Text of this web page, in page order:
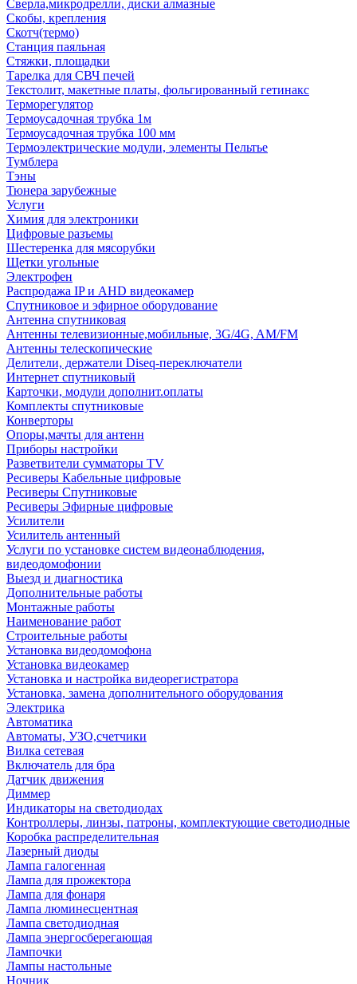
Сверла,микродрелли, диски алмазные
Скобы, крепления
Скотч(термо)
Станция паяльная
Стяжки, площадки
Тарелка для СВЧ печей
Текстолит, макетные платы, фольгированный гетинакс
Терморегулятор
Термоусадочная трубка 1м
Термоусадочная трубка 100 мм
Термоэлектрические модули, элементы Пельтье
Тумблера
Тэны
Тюнера зарубежные
Услуги
Химия для электроники
Цифровые разъемы
Шестеренка для мясорубки
Щетки угольные
Электрофен
Распродажа IP и AHD видеокамер
Спутниковое и эфирное оборудование
Антенна спутниковая
Антенны телевизионные,мобильные, 3G/4G, AM/FM
Антенны телескопические
Делители, держатели Diseq-переключатели
Интернет спутниковый
Карточки, модули дополнит.оплаты
Комплекты спутниковые
Конверторы
Опоры,мачты для антенн
Приборы настройки
Разветвители сумматоры TV
Ресиверы Кабельные цифровые
Ресиверы Спутниковые
Ресиверы Эфирные цифровые
Усилители
Усилитель антенный
Услуги по установке систем видеонаблюдения,
видеодомофонии
Выезд и диагностика
Дополнительные работы
Монтажные работы
Наименование работ
Строительные работы
Установка видеодомофона
Установка видеокамер
Установка и настройка видеорегистратора
Установка, замена дополнительного оборудования
Электрика
Автоматика
Автоматы, УЗО,счетчики
Вилка сетевая
Включатель для бра
Датчик движения
Диммер
Индикаторы на светодиодах
Контроллеры, линзы, патроны, комплектующие светодиодные
Коробка распределительная
Лазерный диоды
Лампа галогенная
Лампа для прожектора
Лампа для фонаря
Лампа люминесцентная
Лампа светодиодная
Лампа энергосберегающая
Лампочки
Лампы настольные
Ночник